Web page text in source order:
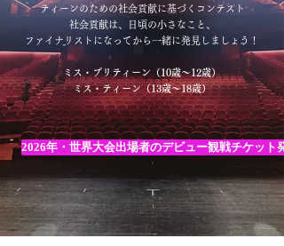
ティーンのための社会貢献に基づくコンテスト
​社会貢献は、日頃の小さなこと、
ファイナリストになってから一緒に発見しましょう！
ミス・プリティーン（10歳〜12歳）
ミス・ティーン（13歳〜18歳）
2026年・世界大会出場者のデビュー観戦チケット